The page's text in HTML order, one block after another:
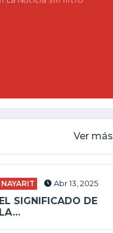
Ver más
NAYARIT Abr 13, 2025
EL SIGNIFICADO DE
LA…